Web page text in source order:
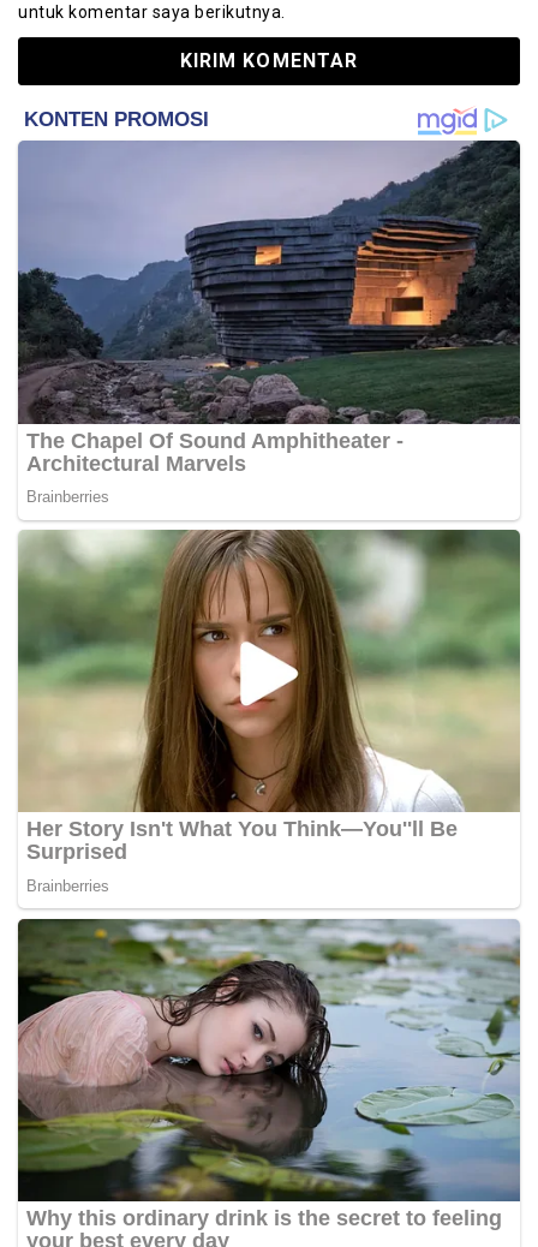
untuk komentar saya berikutnya.